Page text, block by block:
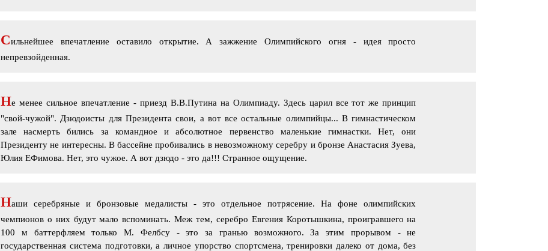
Сильнейшее впечатление оставило открытие. А зажжение Олимпийского огня - идея просто
непревзойденная.
Не менее сильное впечатление - приезд В.В.Путина на Олимпиаду. Здесь царил все тот же принцип
"свой-чужой". Дзюдоисты для Президента свои, а вот все остальные олимпийцы... В гимнастическом
зале насмерть бились за командное и абсолютное первенство маленькие гимнастки. Нет, они
Президенту не интересны. В бассейне пробивались в невозможному серебру и бронзе Анастасия Зуева,
Юлия ЕФимова. Нет, это чужое. А вот дзюдо - это да!!! Странное ощущение.
Наши серебряные и бронзовые медалисты - это отдельное потрясение. На фоне олимпийских
чемпионов о них будут мало вспоминать. Меж тем, серебро Евгения Коротышкина, проигравшего на
100 м баттерфляем только М. Фелбсу - это за гранью возможного. За этим прорывом - не
государственная система подготовки, а личное упорство спортсмена, тренировки далеко от дома, без